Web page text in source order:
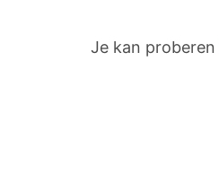
Je kan proberen